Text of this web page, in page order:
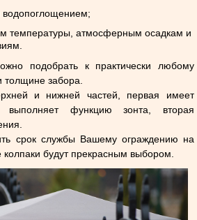
водопоглощением;
температуры, атмосферным осадкам и
подобрать к практически любому
толщине забора.
и нижней частей, первая имеет
функцию зонта, вторая
срок службы Вашему ограждению на
колпаки будут прекрасным выбором.